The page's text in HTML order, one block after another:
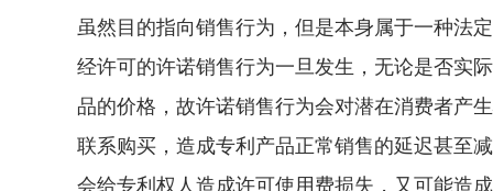
虽然目的指向销售行为，但是本身属于一种法
经许可的许诺销售行为一旦发生，无论是否实
品的价格，故许诺销售行为会对潜在消费者产
联系购买，造成专利产品正常销售的延迟甚至
会给专利权人造成许可使用费损失，又可能造